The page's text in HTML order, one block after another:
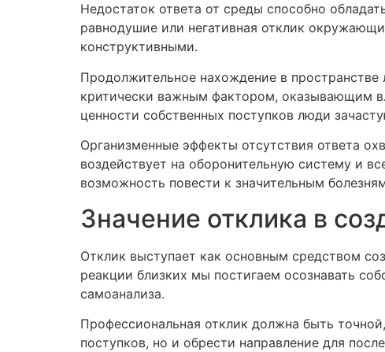
Недостаток ответа от среды способно
равнодушие или негативная отклик
конструктивными.
Продолжительное нахождение в
критически важным фактором, оказывающим
ценности собственных поступков люди
Организменные эффекты отсутствия ответа
воздействует на оборонительную систему и
возможность повести к значительным
Значение отклика в
Отклик выступает как основным средством
реакции близких мы постигаем осознавать
самоанализа.
Профессиональная отклик должна быть
поступков, но и обрести направление для